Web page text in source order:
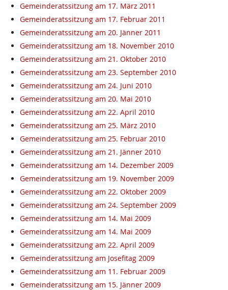
Gemeinderatssitzung am 17. März 2011
Gemeinderatssitzung am 17. Februar 2011
Gemeinderatssitzung am 20. Jänner 2011
Gemeinderatssitzung am 18. November 2010
Gemeinderatssitzung am 21. Oktober 2010
Gemeinderatssitzung am 23. September 2010
Gemeinderatssitzung am 24. Juni 2010
Gemeinderatssitzung am 20. Mai 2010
Gemeinderatssitzung am 22. April 2010
Gemeinderatssitzung am 25. März 2010
Gemeinderatssitzung am 25. Februar 2010
Gemeinderatssitzung am 21. Jänner 2010
Gemeinderatssitzung am 14. Dezember 2009
Gemeinderatssitzung am 19. November 2009
Gemeinderatssitzung am 22. Oktober 2009
Gemeinderatssitzung am 24. September 2009
Gemeinderatssitzung am 14. Mai 2009
Gemeinderatssitzung am 14. Mai 2009
Gemeinderatssitzung am 22. April 2009
Gemeinderatssitzung am Josefitag 2009
Gemeinderatssitzung am 11. Februar 2009
Gemeinderatssitzung am 15. Jänner 2009